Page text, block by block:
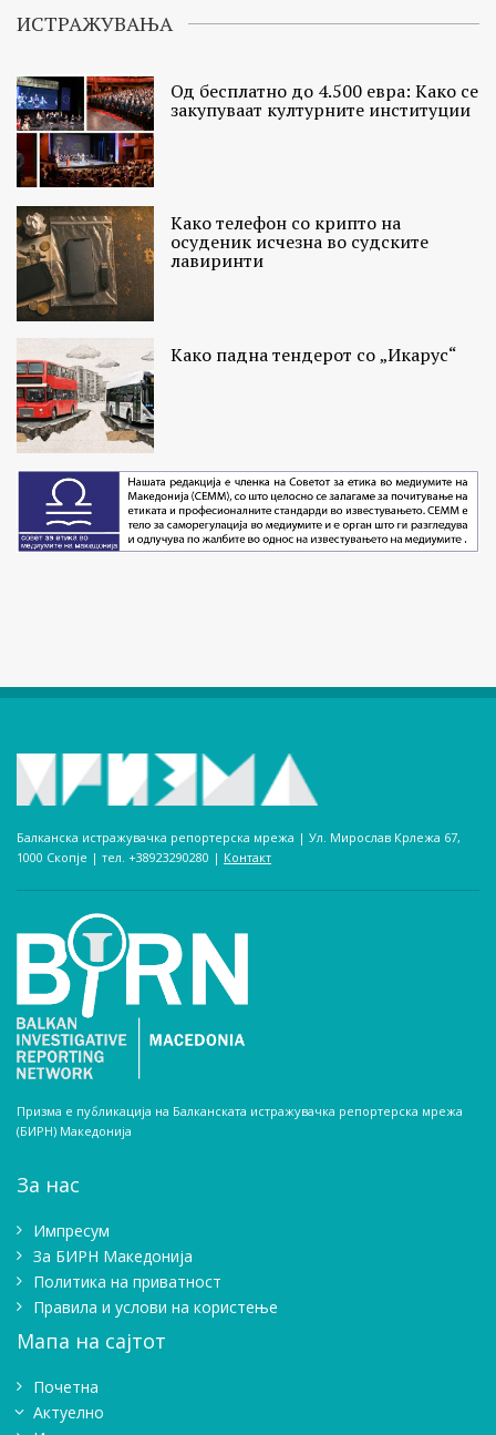
ИСТРАЖУВАЊА
Од бесплатно до 4.500 евра: Како се
закупуваат културните институции
Како телефон со крипто на
осуденик исчезна во судските
лавиринти
Како падна тендерот со „Икарус“
Балканска истражувачка репортерска мрежа | Ул. Мирослав Крлежа 67,
1000 Скопје | тел. +38923290280­ | Контакт
Призма е публикација на Балканската истражувачка репортерска мрежа
(БИРН) Македонија
За нас
Импресум
Зa БИРН Македонија
Политика на приватност
Правила и услови на користење
Мапа на сајтот
Почетна
Актуелно